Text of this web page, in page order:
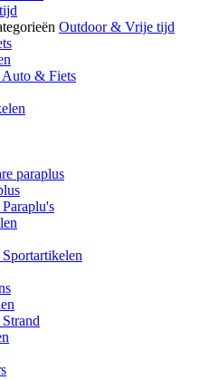
Outdoor & Vrije tijd
& Fiets
paraplus